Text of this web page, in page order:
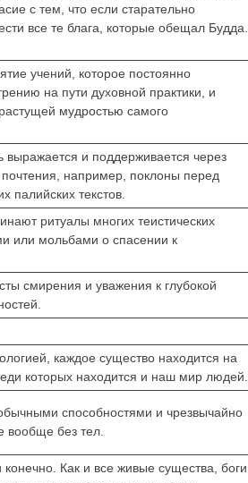
с тем, что если старательно
все те блага, которые обещал Будда.
учений, которое постоянно
на пути духовной практики, и
мудростью самого
выражается и поддерживается через
например, поклоны перед
палийских текстов.
ритуалы многих теистических
или мольбами о спасении к
смирения и уважения к глубокой
каждое существо находится на
которых находится и наш мир людей.
способностями и чрезвычайно
вообще без тел.
Как и все живые существа, боги